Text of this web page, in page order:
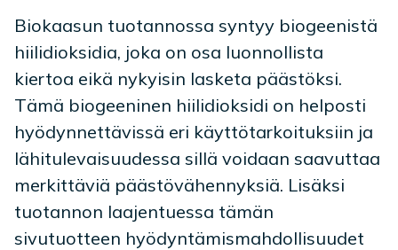
Biokaasun tuotannossa syntyy biogeenistä
hiilidioksidia, joka on osa luonnollista
kiertoa eikä nykyisin lasketa päästöksi.
Tämä biogeeninen hiilidioksidi on helposti
hyödynnettävissä eri käyttötarkoituksiin ja
lähitulevaisuudessa sillä voidaan saavuttaa
merkittäviä päästövähennyksiä. Lisäksi
tuotannon laajentuessa tämän
sivutuotteen hyödyntämismahdollisuudet